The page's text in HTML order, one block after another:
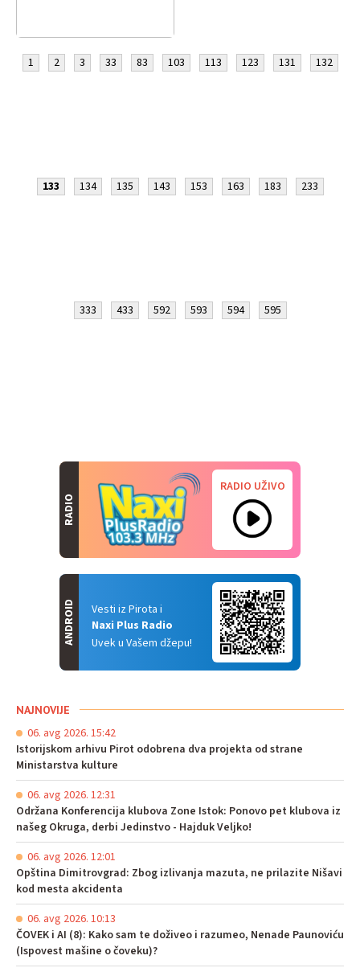
1 2 3 33 83 103 113 123 131 132
133 134 135 143 153 163 183 233
333 433 592 593 594 595
RADIO
RADIO UŽIVO
Vesti iz Pirota i
Naxi Plus Radio
Uvek u Vašem džepu!
ANDROID
NAJNOVIJE
06. avg 2026. 15:42
Istorijskom arhivu Pirot odobrena dva projekta od strane
Ministarstva kulture
06. avg 2026. 12:31
Održana Konferencija klubova Zone Istok: Ponovo pet klubova iz
našeg Okruga, derbi Jedinstvo - Hajduk Veljko!
06. avg 2026. 12:01
Opština Dimitrovgrad: Zbog izlivanja mazuta, ne prilazite Nišavi
kod mesta akcidenta
06. avg 2026. 10:13
ČOVEK i AI (8): Kako sam te doživeo i razumeo, Nenade Paunoviću
(Ispovest mašine o čoveku)?